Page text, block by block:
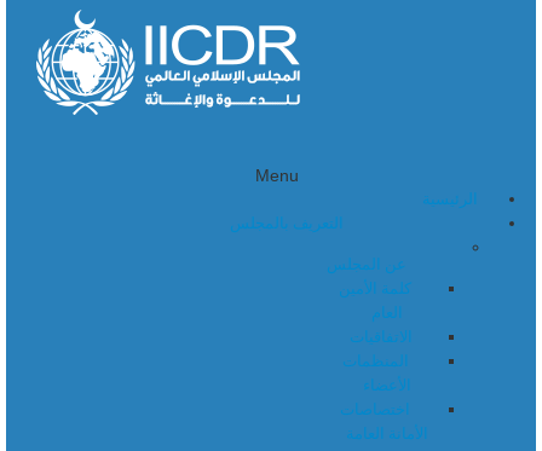
Menu
الرئيسية
التعريف بالمجلس
عن المجلس
كلمة الأمين
العام
الاتفاقيات
المنظمات
الأعضاء
اختصاصات
الأمانة العامة